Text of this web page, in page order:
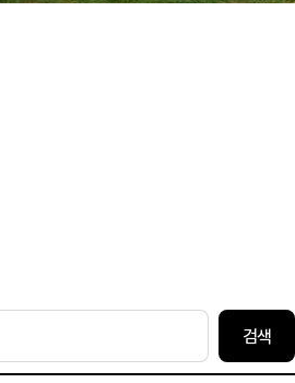
검색